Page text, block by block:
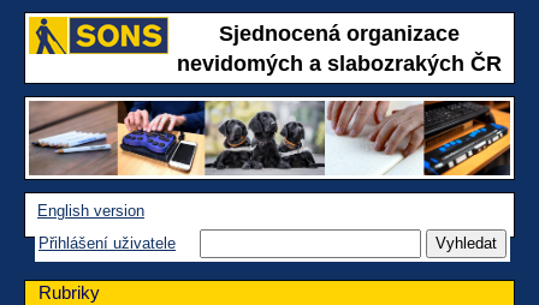
Sjednocená organizace
nevidomých a slabozrakých ČR
English version
Přihlášení uživatele
Rubriky